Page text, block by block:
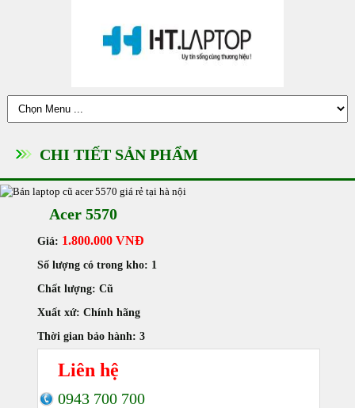
CHI TIẾT SẢN PHẨM
Acer 5570
Giá: 1.800.000 VNĐ
Số lượng có trong kho: 1
Chất lượng:Cũ
Xuất xứ:Chính hãng
Thời gian bảo hành:3
Liên hệ
0943 700 700